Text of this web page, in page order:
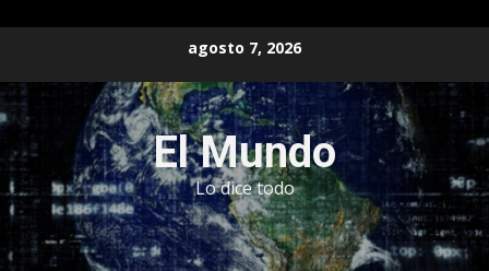
contenido
agosto 7, 2026
El Mundo
Lo dice todo